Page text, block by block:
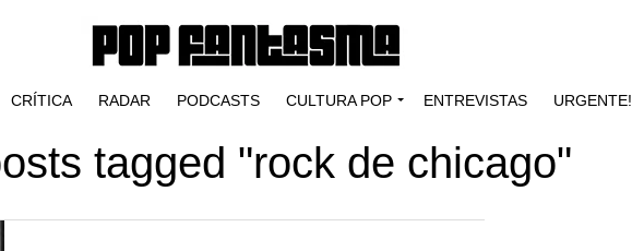
CRÍTICA RADAR PODCASTS CULTURA POP ENTREVISTAS URGENTE!
tagged "rock de chicago"